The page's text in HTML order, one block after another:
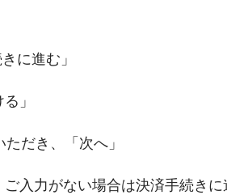
に進む」
」
だき、「次へ」
入力がない場合は決済手続きに